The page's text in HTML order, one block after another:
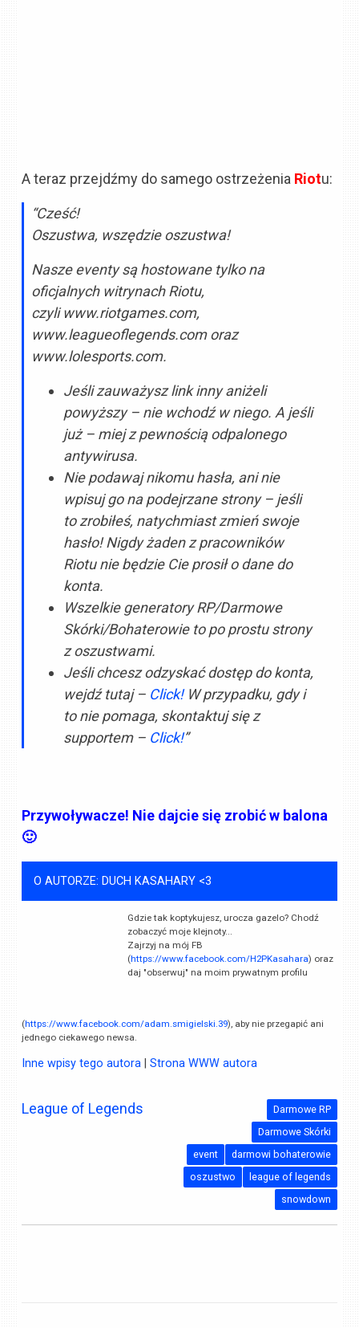
A teraz przejdźmy do samego ostrzeżenia Riotu:
“Cześć!
Oszustwa, wszędzie oszustwa!
Nasze eventy są hostowane tylko na
oficjalnych witrynach Riotu,
czyli www.riotgames.com,
www.leagueoflegends.com oraz
www.lolesports.com.
Jeśli zauważysz link inny aniżeli
powyższy – nie wchodź w niego. A jeśli
już – miej z pewnością odpalonego
antywirusa.
Nie podawaj nikomu hasła, ani nie
wpisuj go na podejrzane strony – jeśli
to zrobiłeś, natychmiast zmień swoje
hasło! Nigdy żaden z pracowników
Riotu nie będzie Cie prosił o dane do
konta.
Wszelkie generatory RP/Darmowe
Skórki/Bohaterowie to po prostu strony
z oszustwami.
Jeśli chcesz odzyskać dostęp do konta,
wejdź tutaj – Click!W przypadku, gdy i
to nie pomaga, skontaktuj się z
supportem – Click!”
Przywoływacze! Nie dajcie się zrobić w balona
🙂
O AUTORZE: DUCH KASAHARY <3
Gdzie tak koptykujesz, urocza gazelo? Chodź
zobaczyć moje klejnoty...
Zajrzyj na mój FB
(https://www.facebook.com/H2PKasahara) oraz
daj "obserwuj" na moim prywatnym profilu
(https://www.facebook.com/adam.smigielski.39), aby nie przegapić ani
jednego ciekawego newsa.
Inne wpisy tego autora |Strona WWW autora
League of Legends
Darmowe RP
Darmowe Skórki
darmowi bohaterowie
event
league of legends
oszustwo
snowdown